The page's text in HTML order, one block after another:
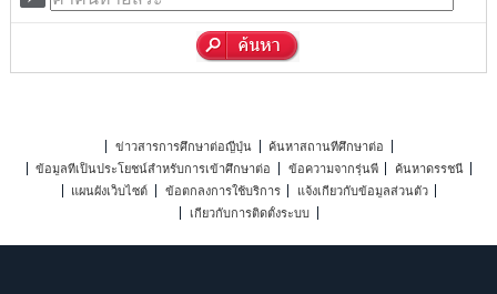
ข่าวสารการศึกษาต่อญี่ปุ่น
ค้นหาสถานที่ศึกษาต่อ
ข้อมูลที่เป็นประโยชน์สำหรับการเข้าศึกษาต่อ
ข้อความจากรุ่นพี่
ค้นหาดรรชนี
แผนผังเว็บไซต์
ข้อตกลงการใช้บริการ
แจ้งเกี่ยวกับข้อมูลส่วนตัว
เกี่ยวกับการติดตั้งระบบ